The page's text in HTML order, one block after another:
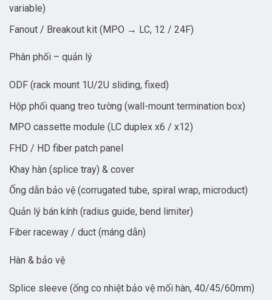
variable)
Fanout / Breakout kit (MPO → LC, 12 / 24F)
Phân phối – quản lý
ODF (rack mount 1U/2U sliding, fixed)
Hộp phối quang treo tường (wall-mount termination box)
MPO cassette module (LC duplex x6 / x12)
FHD / HD fiber patch panel
Khay hàn (splice tray) & cover
Ống dẫn bảo vệ (corrugated tube, spiral wrap, microduct)
Quản lý bán kính (radius guide, bend limiter)
Fiber raceway / duct (máng dẫn)
Hàn & bảo vệ
Splice sleeve (ống co nhiệt bảo vệ mối hàn, 40/45/60mm)